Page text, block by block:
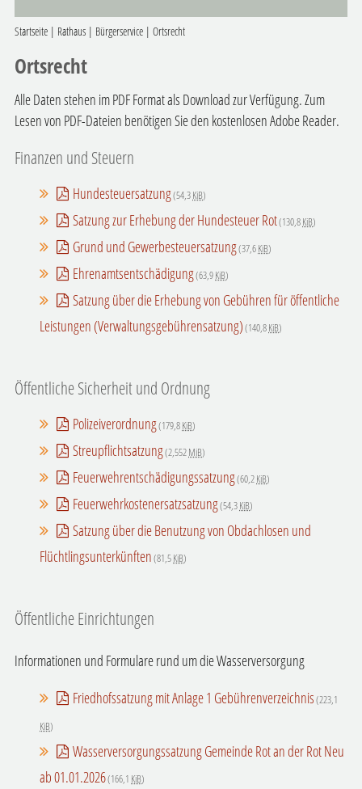
Startseite| Rathaus| Bürgerservice| Ortsrecht
Ortsrecht
Alle Daten stehen im PDF Format als Download zur Verfügung. Zum
Lesen von PDF-Dateien benötigen Sie den kostenlosen Adobe Reader.
Finanzen und Steuern
Hundesteuersatzung(54,3KiB)
Satzung zur Erhebung der Hundesteuer Rot(130,8KiB)
Grund und Gewerbesteuersatzung(37,6KiB)
Ehrenamtsentschädigung(63,9KiB)
Satzung über die Erhebung von Gebühren für öffentliche
Leistungen (Verwaltungsgebührensatzung)(140,8KiB)
Öffentliche Sicherheit und Ordnung
Polizeiverordnung(179,8KiB)
Streupflichtsatzung(2,552MiB)
Feuerwehrentschädigungssatzung(60,2KiB)
Feuerwehrkostenersatzsatzung(54,3KiB)
Satzung über die Benutzung von Obdachlosen und
Flüchtlingsunterkünften(81,5KiB)
Öffentliche Einrichtungen
Informationen und Formulare rund um die Wasserversorgung
Friedhofssatzung mit Anlage 1 Gebührenverzeichnis(223,1
KiB)
Wasserversorgungssatzung Gemeinde Rot an der Rot Neu
ab 01.01.2026(166,1 KiB)